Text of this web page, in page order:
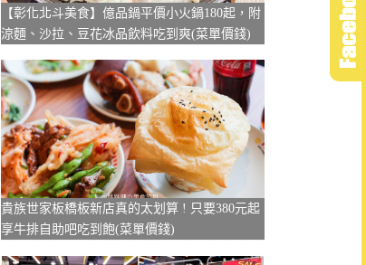
【彰化北斗美食】億品鍋平價小火鍋180起，附
涼麵、沙拉、豆花冰品飲料吃到爽(菜單價錢)
貴族世家板橋板新店真的太划算 ! 只要380元起
享牛排自助吧吃到飽(菜單價錢)